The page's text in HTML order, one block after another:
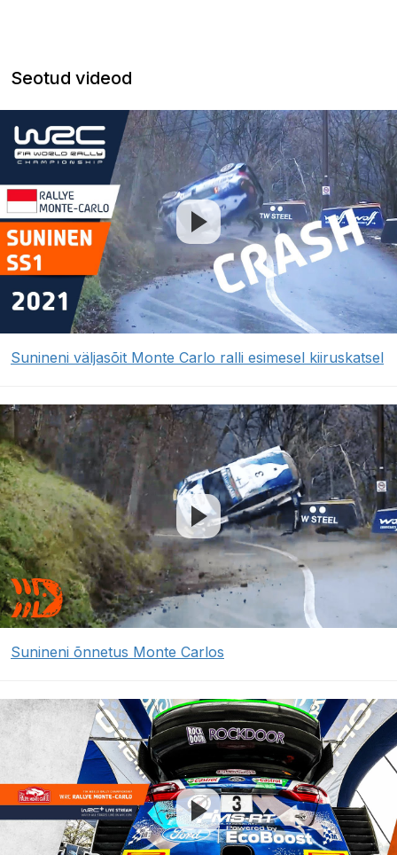
Seotud videod
Sunineni väljasõit Monte Carlo ralli esimesel kiiruskatsel
Sunineni õnnetus Monte Carlos